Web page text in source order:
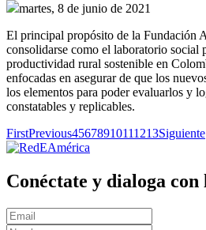
martes, 8 de junio de 2021
El principal propósito de la Fundación
consolidarse como el laboratorio social
productividad rural sostenible en
enfocadas en asegurar de que los
los elementos para poder evaluarlos y
constatables y replicables.
FirstPrevious45678910111213Siguiente
Conéctate y dialoga con